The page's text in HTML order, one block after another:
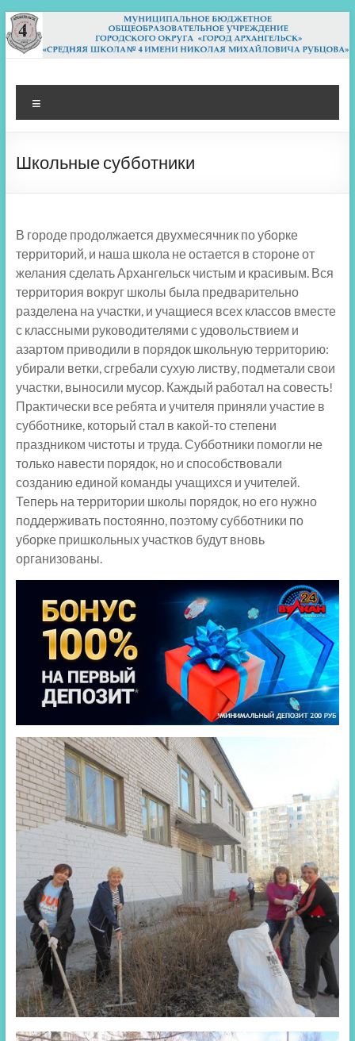
Перейти
к
содержимому
МБОУ СШ 4
Архангельск
Школьные субботники
В городе продолжается двухмесячник по уборке
территорий, и наша школа не остается в стороне от
желания сделать Архангельск чистым и красивым. Вся
территория вокруг школы была предварительно
разделена на участки, и учащиеся всех классов вместе
с классными руководителями с удовольствием и
азартом приводили в порядок школьную территорию:
убирали ветки, сгребали сухую листву, подметали свои
участки, выносили мусор. Каждый работал на совесть!
Практически все ребята и учителя приняли участие в
субботнике, который стал в какой-то степени
праздником чистоты и труда. Субботники помогли не
только навести порядок, но и способствовали
созданию единой команды учащихся и учителей.
Теперь на территории школы порядок, но его нужно
поддерживать постоянно, поэтому субботники по
уборке пришкольных участков будут вновь
организованы.